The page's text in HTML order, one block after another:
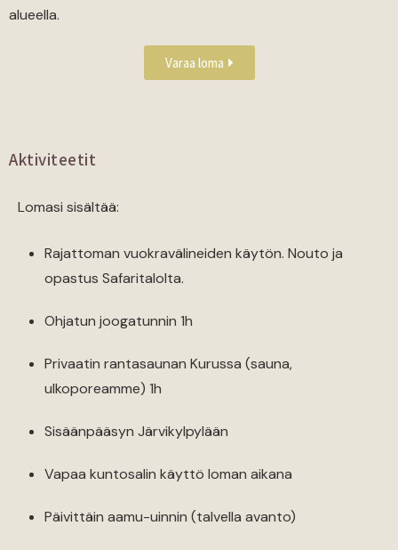
alueella.
Varaa loma
Aktiviteetit
Lomasi sisältää:
Rajattoman vuokravälineiden käytön. Nouto ja
opastus Safaritalolta.
Ohjatun joogatunnin 1h
Privaatin rantasaunan Kurussa (sauna,
ulkoporeamme) 1h
Sisäänpääsyn Järvikylpylään
Vapaa kuntosalin käyttö loman aikana
Päivittäin aamu-uinnin (talvella avanto)